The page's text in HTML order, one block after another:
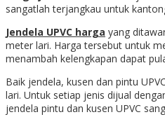
sangatlah terjangkau untuk
Jendela UPVC harga yang
meter lari. Harga tersebut untuk
menambah kelengkapan dapat
Baik jendela, kusen dan pintu
lari. Untuk setiap jenis dijual
jendela pintu dan kusen UPVC